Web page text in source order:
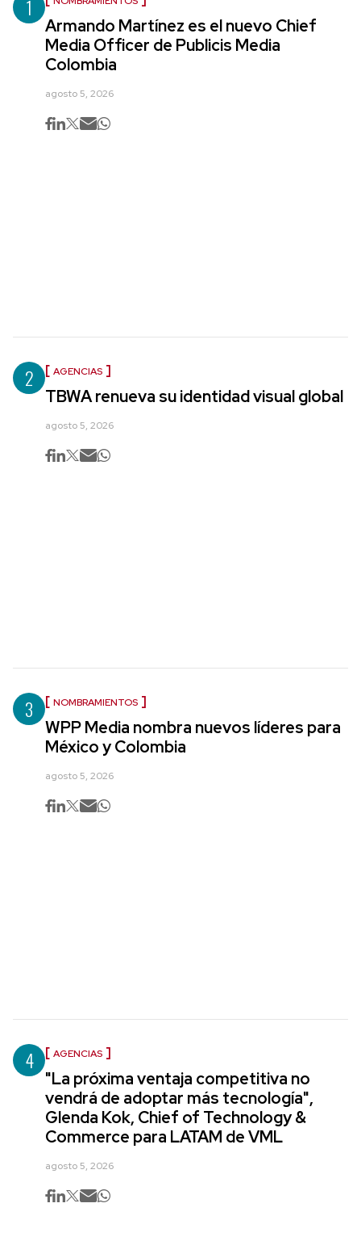
1
Armando Martínez es el nuevo Chief
Media Officer de Publicis Media
Colombia
agosto 5, 2026
2 AGENCIAS
TBWA renueva su identidad visual global
agosto 5, 2026
3 NOMBRAMIENTOS
WPP Media nombra nuevos líderes para
México y Colombia
agosto 5, 2026
4 AGENCIAS
"La próxima ventaja competitiva no
vendrá de adoptar más tecnología",
Glenda Kok, Chief of Technology &
Commerce para LATAM de VML
agosto 5, 2026